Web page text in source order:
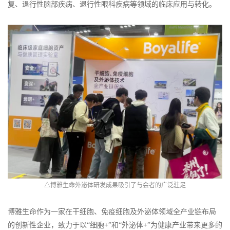
复、退行性脑部疾病、退行性眼科疾病等领域的临床应用与转化。
△博雅生命外泌体研发成果吸引了与会者的广泛驻足
博雅生命作为一家在干细胞、免疫细胞及外泌体领域全产业链布局
的创新性企业，致力于以“细胞+”和“外泌体+”为健康产业带来更多的